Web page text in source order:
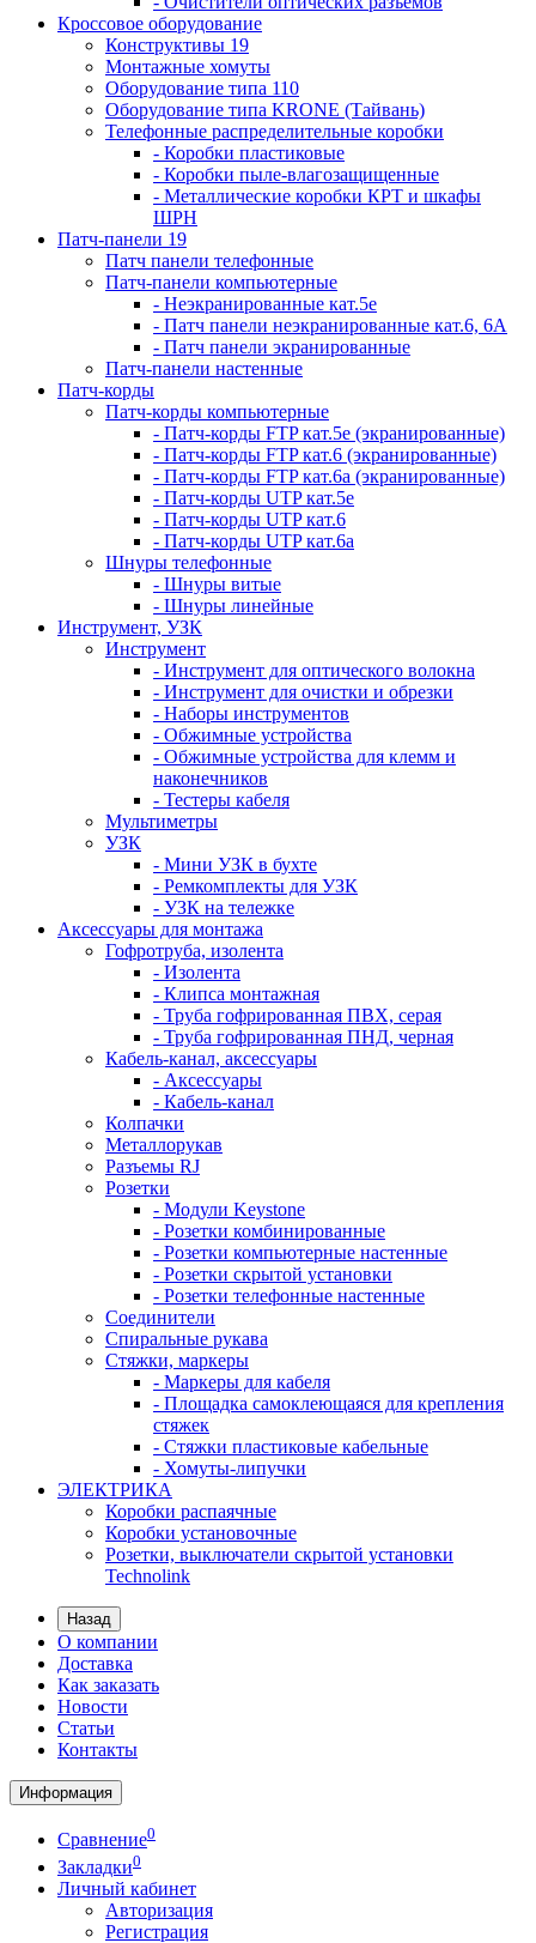
Кроссовое оборудование
Конструктивы 19
Монтажные хомуты
Оборудование типа 110
Оборудование типа KRONE (Тайвань)
Телефонные распределительные коробки
- Коробки пластиковые
- Коробки пыле-влагозащищенные
- Металлические коробки КРТ и шкафы
ШРН
Патч-панели 19
Патч панели телефонные
Патч-панели компьютерные
- Неэкранированные кат.5е
- Патч панели неэкранированные кат.6, 6А
- Патч панели экранированные
Патч-панели настенные
Патч-корды
Патч-корды компьютерные
- Патч-корды FTP кат.5е (экранированные)
- Патч-корды FTP кат.6 (экранированные)
- Патч-корды FTP кат.6а (экранированные)
- Патч-корды UTP кат.5е
- Патч-корды UTP кат.6
- Патч-корды UTP кат.6а
Шнуры телефонные
- Шнуры витые
- Шнуры линейные
Инструмент, УЗК
Инструмент
- Инструмент для оптического волокна
- Инструмент для очистки и обрезки
- Наборы инструментов
- Обжимные устройства
- Обжимные устройства для клемм и
наконечников
- Тестеры кабеля
Мультиметры
УЗК
- Мини УЗК в бухте
- Ремкомплекты для УЗК
- УЗК на тележке
Аксессуары для монтажа
Гофротруба, изолента
- Изолента
- Клипса монтажная
- Труба гофрированная ПВХ, серая
- Труба гофрированная ПНД, черная
Кабель-канал, аксессуары
- Аксессуары
- Кабель-канал
Колпачки
Металлорукав
Разъемы RJ
Розетки
- Модули Keystone
- Розетки комбинированные
- Розетки компьютерные настенные
- Розетки скрытой установки
- Розетки телефонные настенные
Соединители
Спиральные рукава
Стяжки, маркеры
- Маркеры для кабеля
- Площадка самоклеющаяся для крепления
стяжек
- Стяжки пластиковые кабельные
- Хомуты-липучки
ЭЛЕКТРИКА
Коробки распаячные
Коробки установочные
Розетки, выключатели скрытой установки
Technolink
Назад
О компании
Доставка
Как заказать
Новости
Статьи
Контакты
Информация
Сравнение0
Закладки0
Личный кабинет
Авторизация
Регистрация